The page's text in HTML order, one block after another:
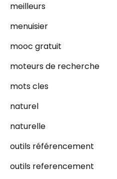
meilleurs
menuisier
mooc gratuit
moteurs de recherche
mots cles
naturel
naturelle
outils référencement
outils referencement